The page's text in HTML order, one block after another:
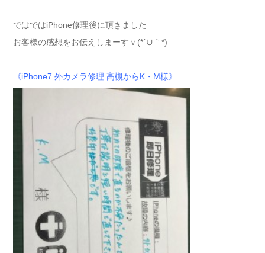
ではではiPhone修理後に頂きました
お客様の感想をお伝えしまーすｖ(*´∪｀*)
《iPhone7 外カメラ修理 高槻からK・M様》